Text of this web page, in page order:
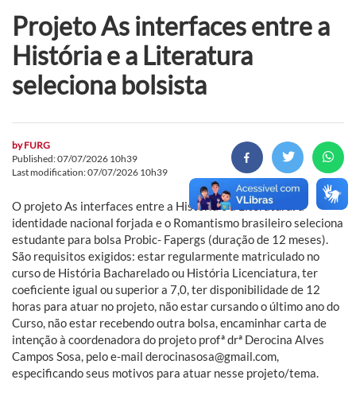
Projeto As interfaces entre a
História e a Literatura
seleciona bolsista
byFURG
Published: 07/07/2026 10h39
Last modification: 07/07/2026 10h39
O projeto As interfaces entre a História e a Literatura: a
identidade nacional forjada e o Romantismo brasileiro seleciona
estudante para bolsa Probic- Fapergs (duração de 12 meses).
São requisitos exigidos: estar regularmente matriculado no
curso de História Bacharelado ou História Licenciatura, ter
coeficiente igual ou superior a 7,0, ter disponibilidade de 12
horas para atuar no projeto, não estar cursando o último ano do
Curso, não estar recebendo outra bolsa, encaminhar carta de
intenção à coordenadora do projeto profª drª Derocina Alves
Campos Sosa, pelo e-mail derocinasosa@gmail.com,
especificando seus motivos para atuar nesse projeto/tema.